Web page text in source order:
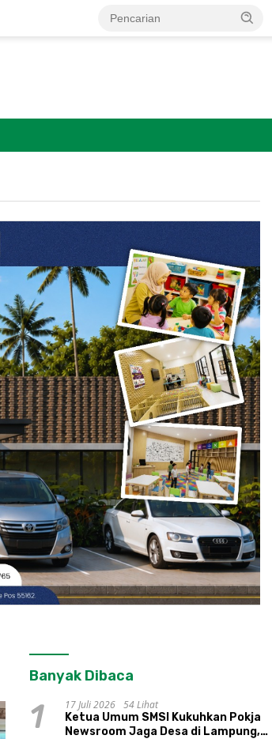
Banyak Dibaca
1 17 Juli 2026
54 Lihat
Ketua Umum SMSI Kukuhkan Pokja
Newsroom Jaga Desa di Lampung,